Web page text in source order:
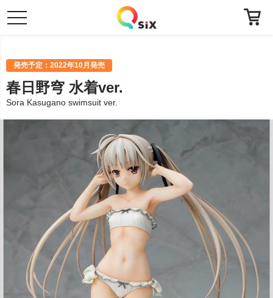
toggle
navigation
発売予定：2022年10月発売
春日野穹 水着ver.
Sora Kasugano swimsuit ver.